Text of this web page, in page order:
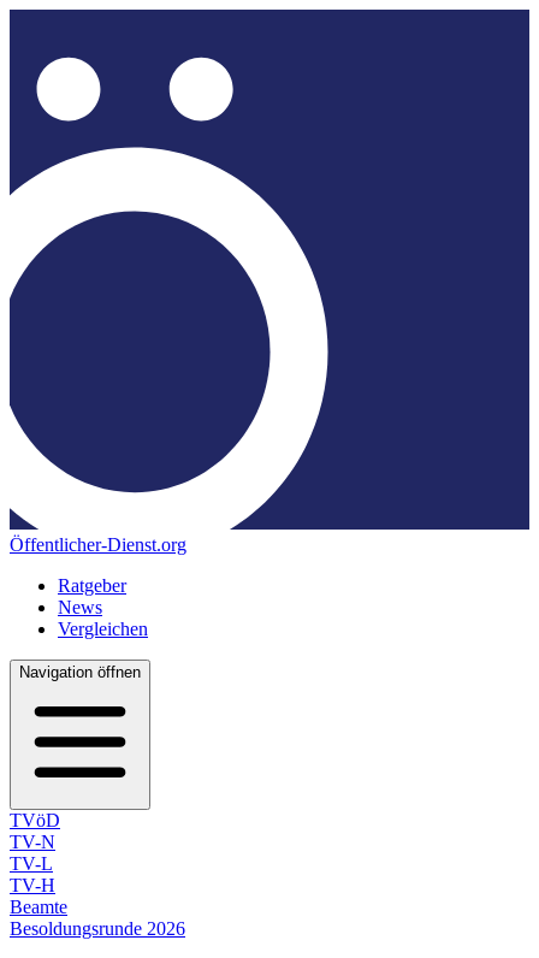
Öffentlicher-Dienst.org
Ratgeber
News
Vergleichen
Navigation öffnen
TVöD
TV-N
TV-L
TV-H
Beamte
Besoldungsrunde 2026